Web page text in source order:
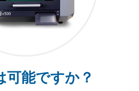
可能ですか？